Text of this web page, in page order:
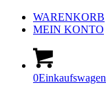
WARENKORB
MEIN KONTO
0Einkaufswagen